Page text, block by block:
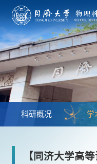
科研概况 学
【同济大学高